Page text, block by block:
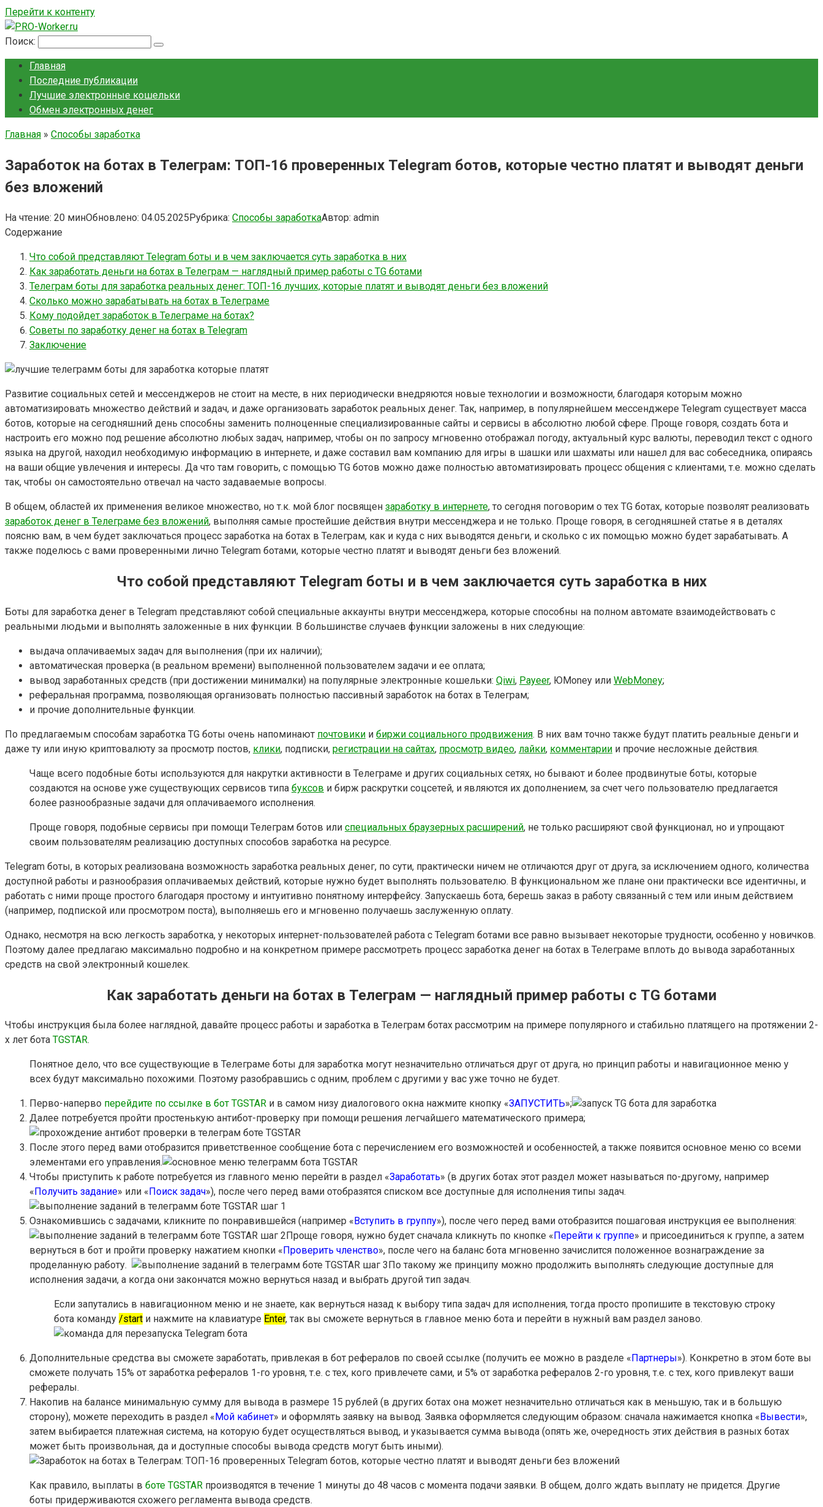
Перейти к контенту
Поиск:
Главная
Последние публикации
Лучшие электронные кошельки
Обмен электронных денег
Главная » Способы заработка
Заработок на ботах в Телеграм: ТОП-16 проверенных Telegram ботов, которые честно платят и выводят деньги
без вложений
На чтение: 20 минОбновлено: 04.05.2025Рубрика: Способы заработкаАвтор: admin
Содержание
Что собой представляют Telegram боты и в чем заключается суть заработка в них
Как заработать деньги на ботах в Телеграм — наглядный пример работы с TG ботами
Телеграм боты для заработка реальных денег: ТОП-16 лучших, которые платят и выводят деньги без вложений
Сколько можно зарабатывать на ботах в Телеграме
Кому подойдет заработок в Телеграме на ботах?
Cоветы по заработку денег на ботах в Telegram
Заключение
Развитие социальных сетей и мессенджеров не стоит на месте, в них периодически внедряются новые технологии и возможности, благодаря которым можно
автоматизировать множество действий и задач, и даже организовать заработок реальных денег. Так, например, в популярнейшем мессенджере Telegram существует масса
ботов, которые на сегодняшний день способны заменить полноценные специализированные сайты и сервисы в абсолютно любой сфере. Проще говоря, создать бота и
настроить его можно под решение абсолютно любых задач, например, чтобы он по запросу мгновенно отображал погоду, актуальный курс валюты, переводил текст с одного
языка на другой, находил необходимую информацию в интернете, и даже составил вам компанию для игры в шашки или шахматы или нашел для вас собеседника, опираясь
на ваши общие увлечения и интересы. Да что там говорить, с помощью TG ботов можно даже полностью автоматизировать процесс общения с клиентами, т.е. можно сделать
так, чтобы он самостоятельно отвечал на часто задаваемые вопросы.
В общем, областей их применения великое множество, но т.к. мой блог посвящен заработку в интернете, то сегодня поговорим о тех TG ботах, которые позволят реализовать
заработок денег в Телеграме без вложений, выполняя самые простейшие действия внутри мессенджера и не только. Проще говоря, в сегодняшней статье я в деталях
поясню вам, в чем будет заключаться процесс заработка на ботах в Телеграм, как и куда с них выводятся деньги, и сколько с их помощью можно будет зарабатывать. А
также поделюсь с вами проверенными лично Telegram ботами, которые честно платят и выводят деньги без вложений.
Что собой представляют Telegram боты и в чем заключается суть заработка в них
Боты для заработка денег в Telegram представляют собой специальные аккаунты внутри мессенджера, которые способны на полном автомате взаимодействовать с
реальными людьми и выполнять заложенные в них функции. В большинстве случаев функции заложены в них следующие:
выдача оплачиваемых задач для выполнения (при их наличии);
автоматическая проверка (в реальном времени) выполненной пользователем задачи и ее оплата;
вывод заработанных средств (при достижении минималки) на популярные электронные кошельки: Qiwi, Payeer, ЮMoney или WebMoney;
реферальная программа, позволяющая организовать полностью пассивный заработок на ботах в Телеграм;
и прочие дополнительные функции.
По предлагаемым способам заработка TG боты очень напоминают почтовики и биржи социального продвижения. В них вам точно также будут платить реальные деньги и
даже ту или иную криптовалюту за просмотр постов, клики, подписки, регистрации на сайтах, просмотр видео, лайки, комментарии и прочие несложные действия.
Чаще всего подобные боты используются для накрутки активности в Телеграме и других социальных сетях, но бывают и более продвинутые боты, которые
создаются на основе уже существующих сервисов типа буксов и бирж раскрутки соцсетей, и являются их дополнением, за счет чего пользователю предлагается
более разнообразные задачи для оплачиваемого исполнения.
Проще говоря, подобные сервисы при помощи Телеграм ботов или специальных браузерных расширений, не только расширяют свой функционал, но и упрощают
своим пользователям реализацию доступных способов заработка на ресурсе.
Telegram боты, в которых реализована возможность заработка реальных денег, по сути, практически ничем не отличаются друг от друга, за исключением одного, количества
доступной работы и разнообразия оплачиваемых действий, которые нужно будет выполнять пользователю. В функциональном же плане они практически все идентичны, и
работать с ними проще простого благодаря простому и интуитивно понятному интерфейсу. Запускаешь бота, берешь заказ в работу связанный с тем или иным действием
(например, подпиской или просмотром поста), выполняешь его и мгновенно получаешь заслуженную оплату.
Однако, несмотря на всю легкость заработка, у некоторых интернет-пользователей работа с Telegram ботами все равно вызывает некоторые трудности, особенно у новичков.
Поэтому далее предлагаю максимально подробно и на конкретном примере рассмотреть процесс заработка денег на ботах в Телеграме вплоть до вывода заработанных
средств на свой электронный кошелек.
Как заработать деньги на ботах в Телеграм — наглядный пример работы с TG ботами
Чтобы инструкция была более наглядной, давайте процесс работы и заработка в Телеграм ботах рассмотрим на примере популярного и стабильно платящего на протяжении 2-
х лет бота TGSTAR.
Понятное дело, что все существующие в Телеграме боты для заработка могут незначительно отличаться друг от друга, но принцип работы и навигационное меню у
всех будут максимально похожими. Поэтому разобравшись с одним, проблем с другими у вас уже точно не будет.
Перво-наперво перейдите по ссылке в бот TGSTAR и в самом низу диалогового окна нажмите кнопку «ЗАПУСТИТЬ»;
Далее потребуется пройти простенькую антибот-проверку при помощи решения легчайшего математического примера;
После этого перед вами отобразится приветственное сообщение бота с перечислением его возможностей и особенностей, а также появится основное меню со всеми
элементами его управления.
Чтобы приступить к работе потребуется из главного меню перейти в раздел «Заработать» (в других ботах этот раздел может называться по-другому, например
« Получить задание» или « Поиск задач»), после чего перед вами отобразятся списком все доступные для исполнения типы задач.
Ознакомившись с задачами, кликните по понравившейся (например « Вступить в группу»), после чего перед вами отобразится пошаговая инструкция ее выполнения:
Проще говоря, нужно будет сначала кликнуть по кнопке « Перейти к группе» и присоединиться к группе, а затем
вернуться в бот и пройти проверку нажатием кнопки « Проверить членство», после чего на баланс бота мгновенно зачислится положенное вознаграждение за
проделанную работу.
По такому же принципу можно продолжить выполнять следующие доступные для
исполнения задачи, а когда они закончатся можно вернуться назад и выбрать другой тип задач.
Если запутались в навигационном меню и не знаете, как вернуться назад к выбору типа задач для исполнения, тогда просто пропишите в текстовую строку
бота команду /start и нажмите на клавиатуре Enter, так вы сможете вернуться в главное меню бота и перейти в нужный вам раздел заново.
Дополнительные средства вы сможете заработать, привлекая в бот рефералов по своей ссылке (получить ее можно в разделе « Партнеры»). Конкретно в этом боте вы
сможете получать 15% от заработка рефералов 1-го уровня, т.е. с тех, кого привлечете сами, и 5% от заработка рефералов 2-го уровня, т.е. с тех, кого привлекут ваши
рефералы.
Накопив на балансе минимальную сумму для вывода в размере 15 рублей (в других ботах она может незначительно отличаться как в меньшую, так и в большую
сторону), можете переходить в раздел « Мой кабинет» и оформлять заявку на вывод. Заявка оформляется следующим образом: сначала нажимается кнопка « Вывести»,
затем выбирается платежная система, на которую будет осуществляться вывод, и указывается сумма вывода (опять же, очередность этих действия в разных ботах
может быть произвольная, да и доступные способы вывода средств могут быть иными).
Как правило, выплаты в боте TGSTAR производятся в течение 1 минуты до 48 часов с момента подачи заявки. В общем, долго ждать выплату не придется. Другие
боты придерживаются схожего регламента вывода средств.